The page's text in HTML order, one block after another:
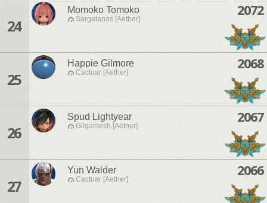
24
Momoko Tomoko
Sargatanas [Aether]
2072
25
Happie Gilmore
Cactuar [Aether]
2068
26
Spud Lightyear
Gilgamesh [Aether]
2067
27
Yun Walder
Cactuar [Aether]
2066